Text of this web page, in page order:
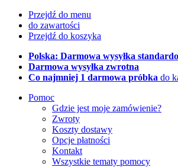
Przejdź do menu
do zawartości
Przejdź do koszyka
Polska: Darmowa wysyłka
Darmowa wysyłka zwrotna
Co najmniej 1 darmowa próbka do
Pomoc
Gdzie jest moje zamówienie?
Zwroty
Koszty dostawy
Opcje płatności
Kontakt
Wszystkie tematy pomocy